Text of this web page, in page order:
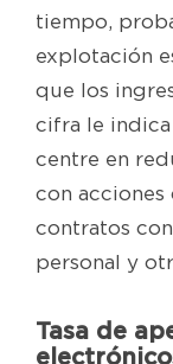
tiempo,
explotación
que los
cifra le
centre en
con
contratos
personal y
Tasa de